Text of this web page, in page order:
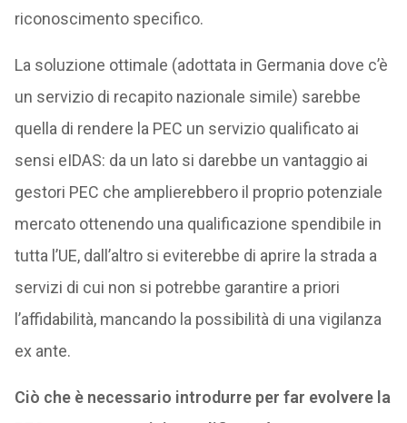
riconoscimento specifico.
La soluzione ottimale (adottata in Germania dove c’è
un servizio di recapito nazionale simile) sarebbe
quella di rendere la PEC un servizio qualificato ai
sensi eIDAS: da un lato si darebbe un vantaggio ai
gestori PEC che amplierebbero il proprio potenziale
mercato ottenendo una qualificazione spendibile in
tutta l’UE, dall’altro si eviterebbe di aprire la strada a
servizi di cui non si potrebbe garantire a priori
l’affidabilità, mancando la possibilità di una vigilanza
ex ante.
Ciò che è necessario introdurre per far evolvere la